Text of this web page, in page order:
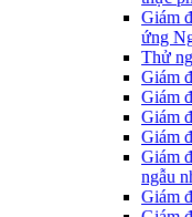
Giám
ứng
Thử
Giám
Giám
Giám
Giám
Giám
ngẫu
Giám